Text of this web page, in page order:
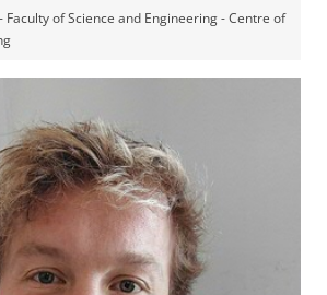
- Faculty of Science and Engineering - Centre of